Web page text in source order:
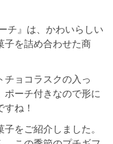
チ』は、かわいらしい
子を詰め合わせた商
チョコラスクの入っ
ポーチ付きなので形に
ね！
をご紹介しました。